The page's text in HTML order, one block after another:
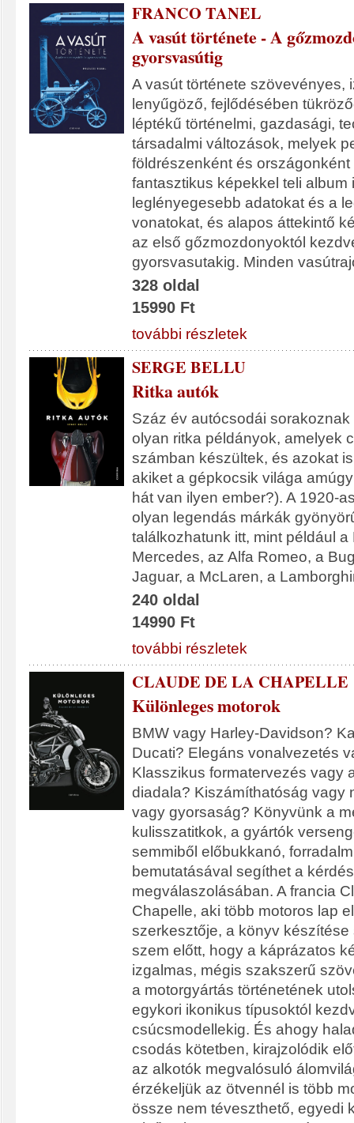
FRANCO TANEL
A vasút története - A
gyorsvasútig
A vasút története szövevényes,
lenyűgöző, fejlődésében
léptékű történelmi, gazdasági,
társadalmi változások, melyek
földrészenként és országonként
fantasztikus képekkel teli album
leglényegesebb adatokat és a
vonatokat, és alapos áttekintő
az első gőzmozdonyoktól
gyorsvasutakig. Minden
328 oldal
15990 Ft
további részletek
SERGE BELLU
Ritka autók
Száz év autócsodái
olyan ritka példányok, amelyek
számban készültek, és azokat
akiket a gépkocsik világa
hát van ilyen ember?). A 1920-
olyan legendás márkák
találkozhatunk itt, mint például a
Mercedes, az Alfa Romeo, a
Jaguar, a McLaren, a
240 oldal
14990 Ft
további részletek
CLAUDE DE LA CHAPELLE
Különleges motorok
BMW vagy Harley-Davidson?
Ducati? Elegáns vonalvezetés
Klasszikus formatervezés vagy
diadala? Kiszámíthatóság vagy
vagy gyorsaság? Könyvünk a
kulisszatitkok, a gyártók
semmiből előbukkanó,
bemutatásával segíthet a
megválaszolásában. A francia
Chapelle, aki több motoros lap
szerkesztője, a könyv készítése
szem előtt, hogy a káprázatos
izgalmas, mégis szakszerű
a motorgyártás történetének
egykori ikonikus típusoktól
csúcsmodellekig. És ahogy
csodás kötetben, kirajzolódik
az alkotók megvalósuló
érzékeljük az ötvennél is több
össze nem téveszthető, egyedi